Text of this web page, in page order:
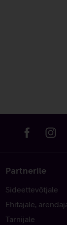
Partnerile
Sideettevõtjale
Ehitajale,
Tarnijale